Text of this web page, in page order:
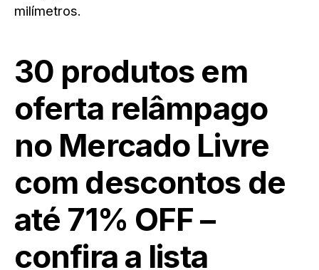
milímetros.
30 produtos em
oferta relâmpago
no Mercado Livre
com descontos de
até 71% OFF –
confira a lista